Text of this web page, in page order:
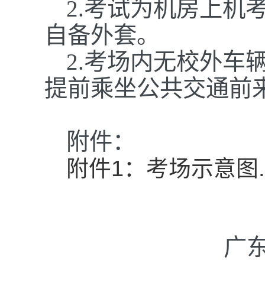
2.考试为机房上机
自备外套。
2.考场内无校外车
提前乘坐公共交通前
附件：
附件1：考场示意图
广